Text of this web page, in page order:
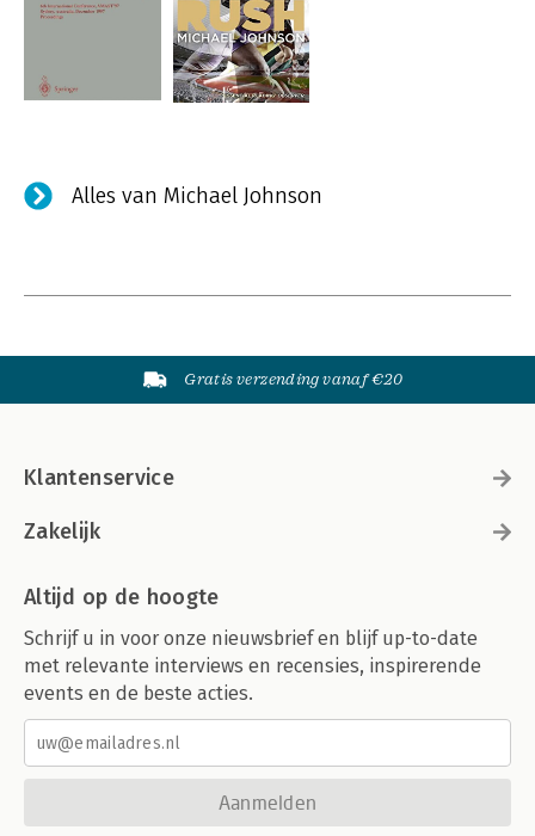
Alles van Michael Johnson
Gratis verzending vanaf €20
Klantenservice
Zakelijk
Altijd op de hoogte
Schrijf u in voor onze nieuwsbrief en blijf up-to-date
met relevante interviews en recensies, inspirerende
events en de beste acties.
Aanmelden